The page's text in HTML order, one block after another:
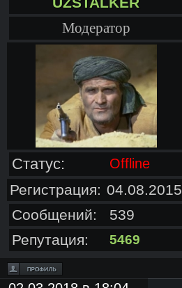
Модератор
Статус: Offline
Регистрация: 04.08.2015
Сообщений:
539
Репутация:
5469